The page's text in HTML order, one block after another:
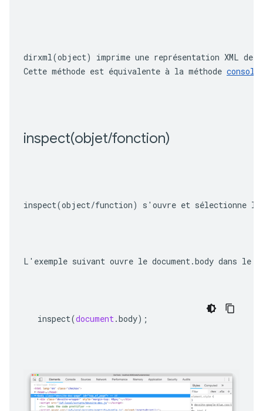
dirxml(object)
imprime une représentation XML
Cette méthode est équivalente à la méthode
inspect(objet/fonction)
inspect(object/function) s'ouvre et sélectionne
L'exemple suivant ouvre le document.body dans le
inspect(document .body);